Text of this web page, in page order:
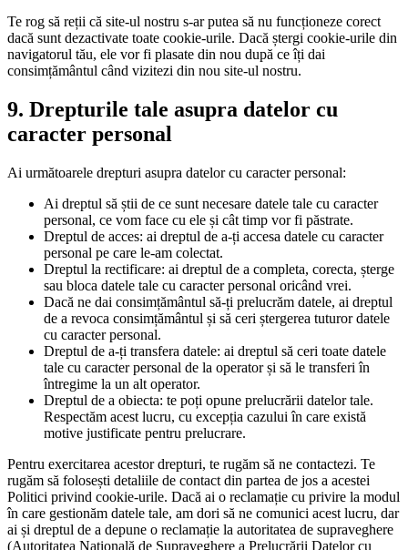
Te rog să reții că site-ul nostru s-ar putea să nu funcționeze corect
dacă sunt dezactivate toate cookie-urile. Dacă ștergi cookie-urile din
navigatorul tău, ele vor fi plasate din nou după ce îți dai
consimțământul când vizitezi din nou site-ul nostru.
9. Drepturile tale asupra datelor cu
caracter personal
Ai următoarele drepturi asupra datelor cu caracter personal:
Ai dreptul să știi de ce sunt necesare datele tale cu caracter
personal, ce vom face cu ele și cât timp vor fi păstrate.
Dreptul de acces: ai dreptul de a-ți accesa datele cu caracter
personal pe care le-am colectat.
Dreptul la rectificare: ai dreptul de a completa, corecta, șterge
sau bloca datele tale cu caracter personal oricând vrei.
Dacă ne dai consimțământul să-ți prelucrăm datele, ai dreptul
de a revoca consimțământul și să ceri ștergerea tuturor datele
cu caracter personal.
Dreptul de a-ți transfera datele: ai dreptul să ceri toate datele
tale cu caracter personal de la operator și să le transferi în
întregime la un alt operator.
Dreptul de a obiecta: te poți opune prelucrării datelor tale.
Respectăm acest lucru, cu excepția cazului în care există
motive justificate pentru prelucrare.
Pentru exercitarea acestor drepturi, te rugăm să ne contactezi. Te
rugăm să folosești detaliile de contact din partea de jos a acestei
Politici privind cookie-urile. Dacă ai o reclamație cu privire la modul
în care gestionăm datele tale, am dori să ne comunici acest lucru, dar
ai și dreptul de a depune o reclamație la autoritatea de supraveghere
(Autoritatea Națională de Supraveghere a Prelucrării Datelor cu